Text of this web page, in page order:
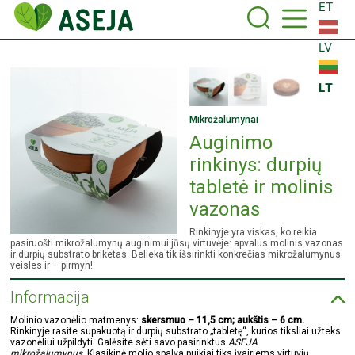
ET
LV
LT
Mikrožalumynai
Auginimo
rinkinys: durpių
tabletė ir molinis
vazonas
Rinkinyje yra viskas, ko reikia
pasiruošti mikrožalumynų auginimui jūsų virtuvėje: apvalus molinis vazonas
ir durpių substrato briketas. Belieka tik išsirinkti konkrečias mikrožalumynus
veisles ir – pirmyn!
Informacija
Molinio vazonėlio matmenys: skersmuo – 11,5 cm; aukštis – 6 cm.
Rinkinyje rasite supakuotą ir durpių substrato „tabletę“, kurios tiksliai užteks
vazonėliui užpildyti. Galėsite sėti savo pasirinktusASEJA